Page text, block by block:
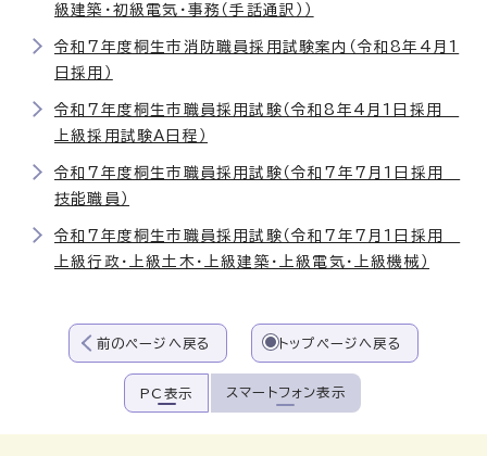
級建築・初級電気・事務（手話通訳））
令和7年度桐生市消防職員採用試験案内（令和8年4月1
日採用）
令和7年度桐生市職員採用試験（令和8年4月1日採用
上級採用試験A日程）
令和7年度桐生市職員採用試験（令和7年7月1日採用
技能職員）
令和7年度桐生市職員採用試験（令和7年7月1日採用
上級行政・上級土木・上級建築・上級電気・上級機械）
前のページへ戻る トップページへ戻る
PC表示 スマートフォン表示